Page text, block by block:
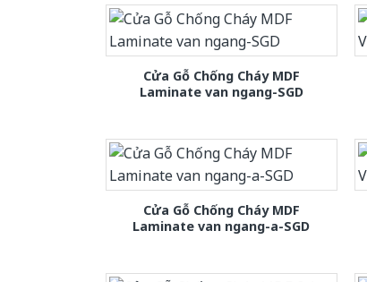
Cửa Gỗ Chống Cháy MDF
Laminate van ngang-SGD
Cửa Gỗ Chống Cháy MDF
Laminate van ngang-a-SGD